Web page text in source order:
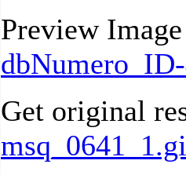
Preview Image
Get original